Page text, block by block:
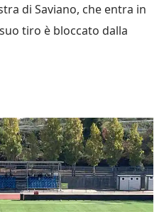
di Saviano, che entra in
tiro è bloccato dalla